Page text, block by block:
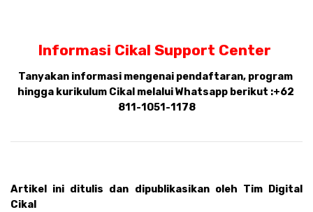
Informasi Cikal Support Center
Tanyakan informasi mengenai pendaftaran, program
hingga kurikulum Cikal melalui Whatsapp berikut :+62
811-1051-1178
Artikel ini ditulis dan dipublikasikan oleh Tim Digital
Cikal